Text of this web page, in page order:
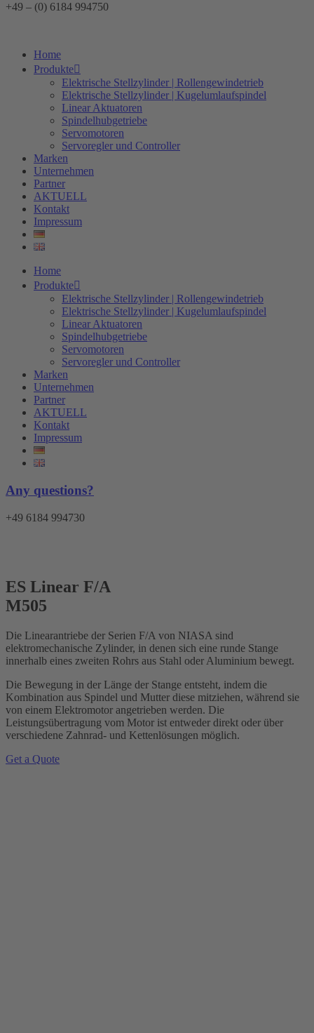
+49 – (0) 6184 994750
Home
Produkte
Elektrische Stellzylinder | Rollengewindetrieb
Elektrische Stellzylinder | Kugelumlaufspindel
Linear Aktuatoren
Spindelhubgetriebe
Servomotoren
Servoregler und Controller
Marken
Unternehmen
Partner
AKTUELL
Kontakt
Impressum
Home
Produkte
Elektrische Stellzylinder | Rollengewindetrieb
Elektrische Stellzylinder | Kugelumlaufspindel
Linear Aktuatoren
Spindelhubgetriebe
Servomotoren
Servoregler und Controller
Marken
Unternehmen
Partner
AKTUELL
Kontakt
Impressum
Any questions?
+49 6184 994730
ES Linear F/A
M505
Die Linearantriebe der Serien F/A von NIASA sind
elektromechanische Zylinder, in denen sich eine runde Stange
innerhalb eines zweiten Rohrs aus Stahl oder Aluminium bewegt.
Die Bewegung in der Länge der Stange entsteht, indem die
Kombination aus Spindel und Mutter diese mitziehen, während sie
von einem Elektromotor angetrieben werden. Die
Leistungsübertragung vom Motor ist entweder direkt oder über
verschiedene Zahnrad- und Kettenlösungen möglich.
Get a Quote